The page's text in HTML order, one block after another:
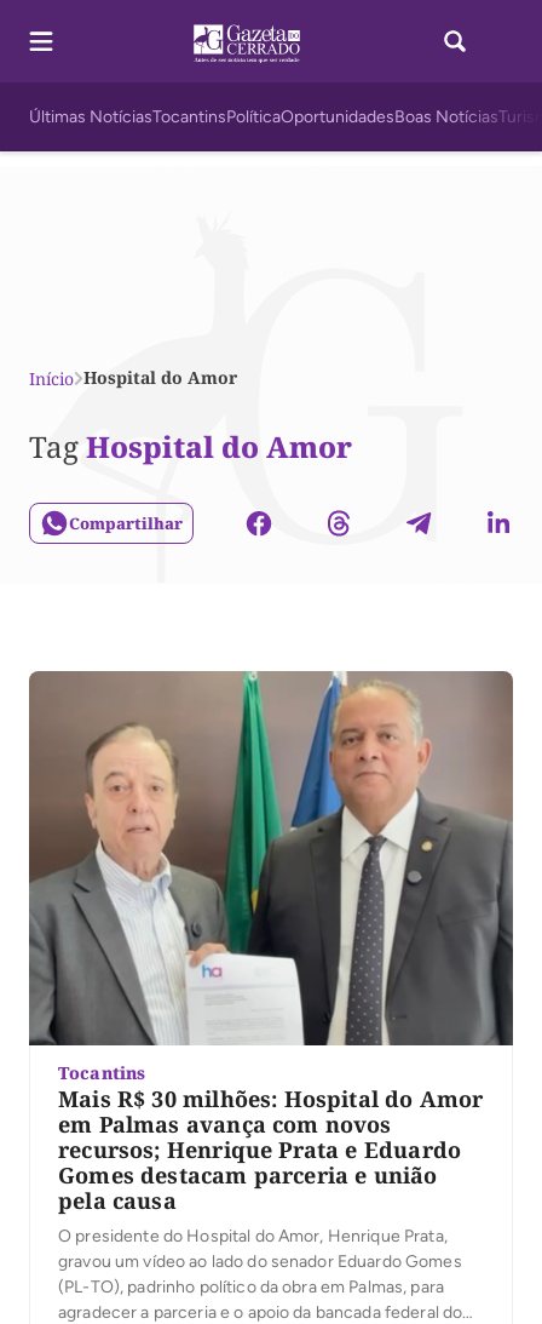
Últimas NotíciasTocantinsPolíticaOportunidadesBoas Notícias
Início Hospital do Amor
TagHospital do Amor
Compartilhar
Tocantins
Mais R$ 30 milhões: Hospital do Amor
em Palmas avança com novos
recursos; Henrique Prata e Eduardo
Gomes destacam parceria e união
pela causa
O presidente do Hospital do Amor, Henrique Prata,
gravou um vídeo ao lado do senador Eduardo Gomes
(PL-TO), padrinho político da obra em Palmas, para
agradecer a parceria e o apoio da bancada federal do